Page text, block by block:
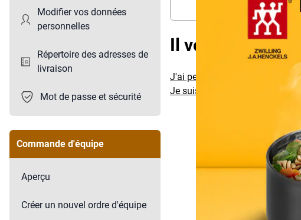
Modifier vos données
personnelles
Répertoire des adresses de
livraison
Mot de passe et sécurité
Commande d'équipe
Aperçu
Créer un nouvel ordre d'équipe
Il vous
J'ai perdu mon mot de passe !
Je suis client mais je n’ai pas